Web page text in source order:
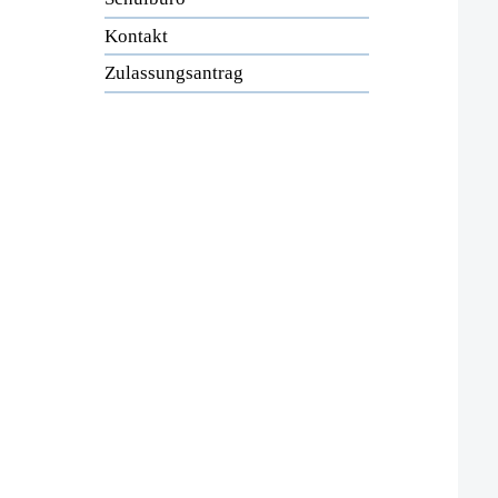
Kontakt
Zulassungsantrag